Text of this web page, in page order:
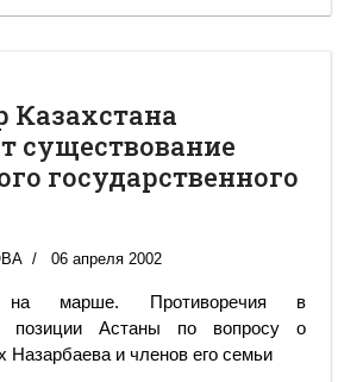
Казахстана
существование
государственного
06 апреля 2002
на марше. Противоречия в
позиции Астаны по вопросу о
Назарбаева и членов его семьи